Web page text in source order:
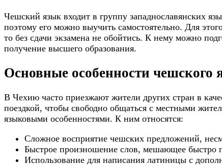
Чешский язык входит в группу западнославянских
поэтому его можно выучить самостоятельно. Для
то без сдачи экзамена не обойтись. К нему можно
получение высшего образования.
Основные особенности чешского
В Чехию часто приезжают жители других стран в
поездкой, чтобы свободно общаться с местными
языковыми особенностями. К ним относятся:
Сложное восприятие чешских предложений,
Быстрое произношение слов, мешающее быстро
Использование для написания латиницы с